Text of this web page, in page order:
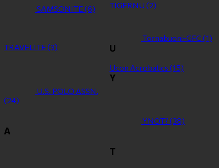
SAMSONITE (6) TIGERNU (2)
Tornabuoni-GFC (1)
TRAVELITE (3) U
U.S. POLO ASSN.
(24)
Ucon Acrobatics (15)
Y
YNOT? (38)
Α
Τ